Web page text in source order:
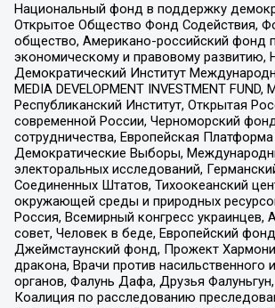
Национальный фонд в поддержку
Открытое Общество Фонд Содействия,
общество, Американо-российский фонд
экономическому и правовому развитию,
Демократический Институт
MEDIA DEVELOPMENT INVESTMENT
Республиканский Институт, Открытая
современной России, Черноморский
сотрудничества, Европейская
Демократические Выборы,
электоральных исследований,
Соединенных Штатов, Тихоокеанский
окружающей среды и природных
Россия, Всемирный конгресс украинцев,
совет, Человек в беде, Европейский
Джеймстаунский фонд, Прожект
дракона, Врачи против насильственного
органов, Фалунь Дафа, Друзья Фалуньгун,
Коалиция по расследованию